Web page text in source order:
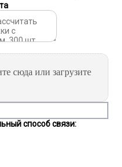
сюда или загрузите
способ связи: